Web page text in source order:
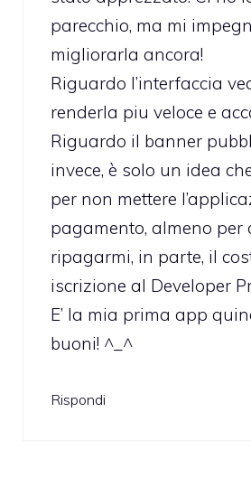
parecchio, ma mi
migliorarla ancora!
Riguardo l’interfaccia
renderla piu veloce e
Riguardo il banner
invece, è solo un idea
per non mettere
pagamento, almeno per
ripagarmi, in parte, il
iscrizione al Developer
E’ la mia prima app
buoni! ^_^
Rispondi